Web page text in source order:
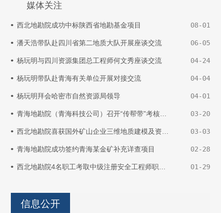
媒体关注
西北地勘院成功中标陕西省地勘基金项目 08-01
潘天浩带队赴四川省第二地质大队开展座谈交流 06-05
杨玩明与四川资源集团总工程师何文秀座谈交流 04-24
杨玩明带队赴青海有关单位开展对接交流 04-04
杨玩明拜会哈密市自然资源局领导 04-01
03-20
03-03
青海地勘院成功签约青海某金矿补充详查项目 02-28
01-29
信息公开